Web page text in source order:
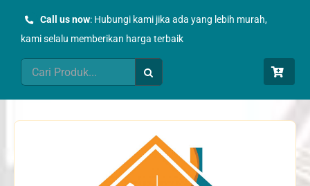
Call us now: Hubungi kami jika ada yang lebih murah,
kami selalu memberikan harga terbaik
Search
for: